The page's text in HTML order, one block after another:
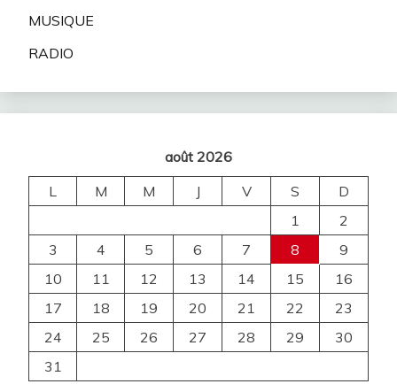
MUSIQUE
RADIO
août 2026
L
M M J V S
D
1
2
3
4 5 6 7 8
9
10
11 12 13 14 15
16
17
18 19 20 21 22
23
24
25 26 27 28 29
30
31